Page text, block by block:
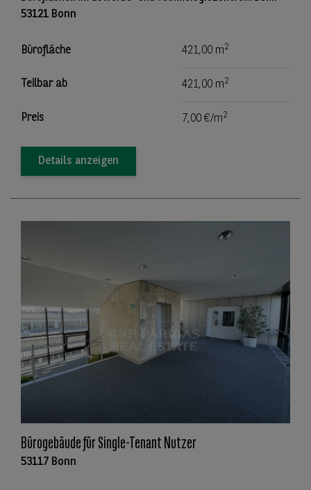
53121 Bonn
Bürofläche 421,00 m2
Teilbar ab 421,00 m2
Preis 7,00 €/m2
Details anzeigen
Bürogebäude für Single-Tenant Nutzer
53117 Bonn